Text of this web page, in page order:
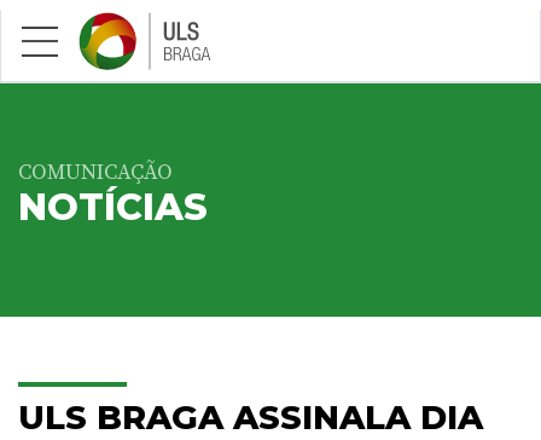
Saltar para conteúdo principal
COMUNICAÇÃO
NOTÍCIAS
ULS BRAGA ASSINALA DIA